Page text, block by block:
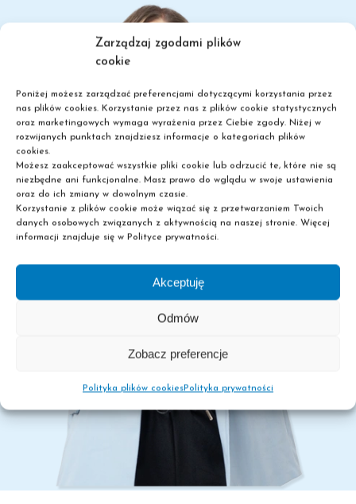
Zarządzaj zgodami plików
cookie
Poniżej możesz zarządzać preferencjami dotyczącymi korzystania przez
nas plików cookies. Korzystanie przez nas z plików cookie statystycznych
oraz marketingowych wymaga wyrażenia przez Ciebie zgody. Niżej w
rozwijanych punktach znajdziesz informacje o kategoriach plików
cookies.
Możesz zaakceptować wszystkie pliki cookie lub odrzucić te, które nie są
niezbędne ani funkcjonalne. Masz prawo do wglądu w swoje ustawienia
oraz do ich zmiany w dowolnym czasie.
Korzystanie z plików cookie może wiązać się z przetwarzaniem Twoich
danych osobowych związanych z aktywnością na naszej stronie. Więcej
informacji znajduje się w Polityce prywatności.
Akceptuję
Odmów
Zobacz preferencje
Polityka plików cookiesPolityka prywatności